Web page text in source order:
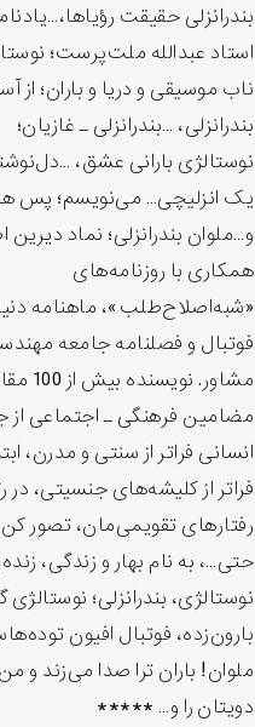
بندرانزلی حقیقت
استاد عبدالله ملت‌پرست؛
ناب موسیقی و دریا و باران؛ از
بندرانزلی، …بندرانزلی ـ غازیان؛
نوستالژی بارانی عشق،
یک انزلیچی… می‌نویسم؛ پس
و…ملوان بندرانزلی؛ نماد
همکاری با روزنامه‌های
«شبه‌اصلاح‌طلب»، ماهنامه
فوتبال و فصلنامه جامعه
مشاور.
مضامین فرهنگی‌ ـ اجتماعی از
انسانی فراتر از سنتی و مدرن،
فراتر از کلیشه‌های جنسیتی، در
رفتارهای تقویمی‌مان، تصور کن
حتی…، به نام بهار و زندگی،
نوستالژی، بندرانزلی؛ نوستالژی
بارون‌زده، فوتبال افیون
ملوان! باران ترا صدا می‌زند و
دویتان را و… *****